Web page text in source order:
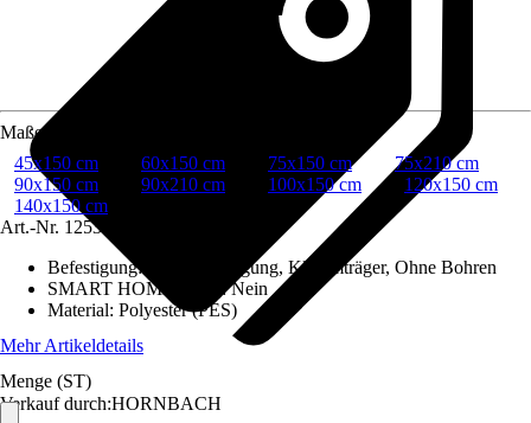
Verkauf durch:HORNBACH
Maße (BxH)
45x150 cm
60x150 cm 75x150 cm
75x210 cm
90x150 cm
90x210 cm 100x150 cm
120x150 cm
140x150 cm
Art.-Nr. 12539695
Befestigung:
Klebebefestigung, Klemmträger, Ohne Bohren
SMART HOME Fähig
:Nein
Material: Polyester (PES)
Mehr Artikeldetails
Menge (ST)